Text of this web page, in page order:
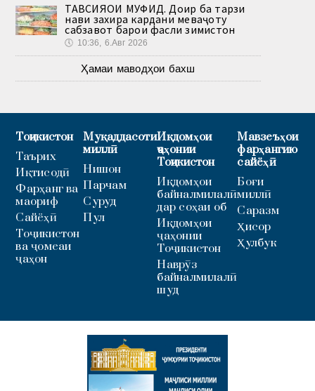
ТАВСИЯҲОИ МУФИД. Доир ба тарзи
нави захира кардани меваҷоту
сабзавот барои фасли зимистон
🕔 10:36, 6.Авг 2026
Ҳамаи маводҳои бахш
Тоҷикистон
Таърих
Иқтисодӣ
Фарҳанг ва
маориф
Сайёҳӣ
Тоҷикистон
ва ҷомеаи
ҷаҳон
Муқаддасоти
миллӣ
Нишон
Парчам
Суруд
Пул
Иқдомҳои
ҷаҳонии
Тоҷикистон
Иқдомҳои
байналмилалӣ
дар соҳаи об
Иқдомҳои
ҷаҳонии
Тоҷикистон
Наврӯз
байналмилалӣ
шуд
Мавзеъҳои
фарҳангию
сайёҳӣ
Боғи
миллӣ
Саразм
Ҳисор
Ҳулбук